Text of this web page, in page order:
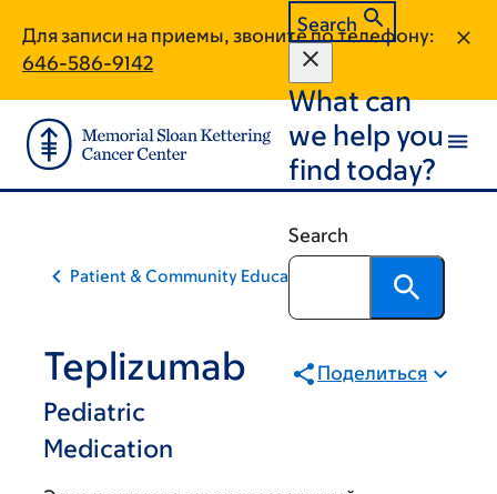
main
content
footer
Для записи на приемы, звоните по телефону:
646-586-9142
Search
What can
we help you
find today?
Search
Patient & Community Education
Teplizumab
Pediatric
Medication
Поделиться